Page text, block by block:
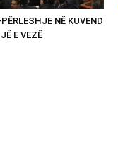
NË KUVEND
E VEZË